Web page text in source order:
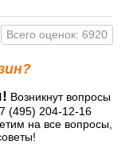
Всего оценок: 6920
Возникнут вопросы
(495) 204-12-16
на все вопросы,